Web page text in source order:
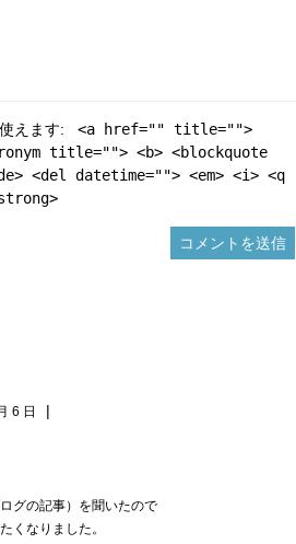
えます:
<a href="" title="">
title=""> <b> <blockquote
<del datetime=""> <em> <i> <q
6 日 |
グの記事）を聞いたので
くなりました。